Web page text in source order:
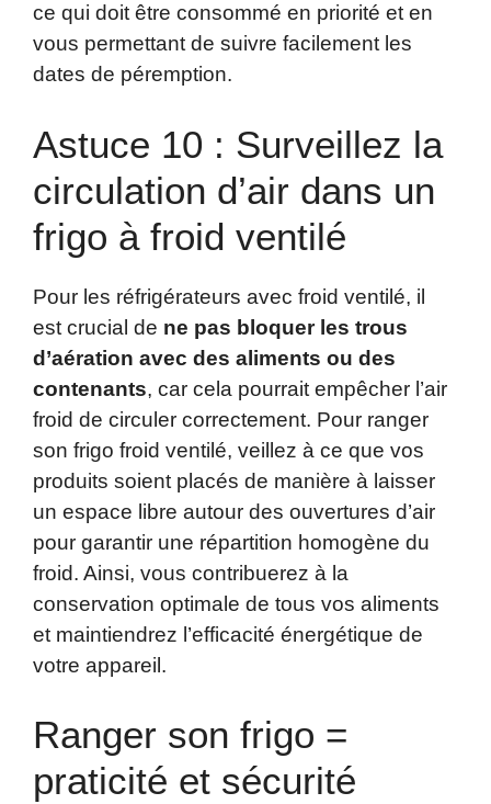
ce qui doit être consommé en priorité et en
vous permettant de suivre facilement les
dates de péremption.
Astuce 10 : Surveillez la
circulation d’air dans un
frigo à froid ventilé
Pour les réfrigérateurs avec froid ventilé, il
est crucial de ne pas bloquer les trous
d’aération avec des aliments ou des
contenants, car cela pourrait empêcher l’air
froid de circuler correctement. Pour ranger
son frigo froid ventilé, veillez à ce que vos
produits soient placés de manière à laisser
un espace libre autour des ouvertures d’air
pour garantir une répartition homogène du
froid. Ainsi, vous contribuerez à la
conservation optimale de tous vos aliments
et maintiendrez l’efficacité énergétique de
votre appareil.
Ranger son frigo =
praticité et sécurité